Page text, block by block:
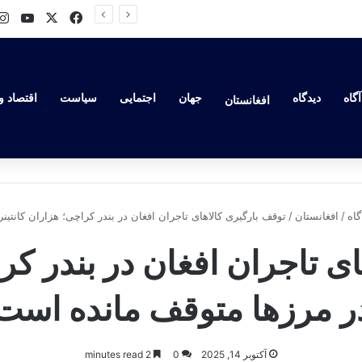
Facebook
دیدگاه افغانستان جهان اجتمایی سیاست اقتصاد
/ افغانستان / توقف بارگیری کالاهای تاجران افغان در بندر کراچی؛ هزاران
تاجران افغان در بندر
مرزها متوقف مانده
آکتوبر 14, 2025 0